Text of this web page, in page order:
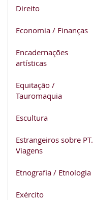
Direito
Economia / Finanças
Encadernações
artísticas
Equitação /
Tauromaquia
Escultura
Estrangeiros sobre PT.
Viagens
Etnografia / Etnologia
Exército